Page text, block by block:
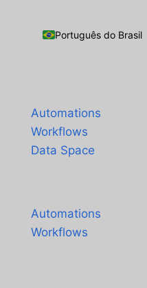
Português do Brasil
Automations
Workflows
Data Space
Automations
Workflows